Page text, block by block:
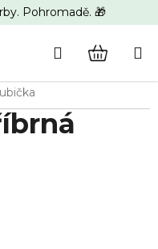
Pohromadě. 🎁
Hledat